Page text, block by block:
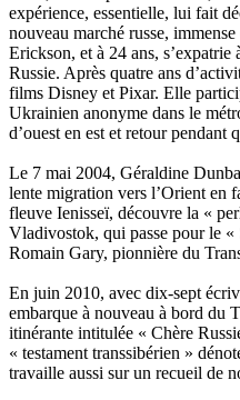
Loquet Denis
Lutz Philippe
Luzzatto-Béjanin
Manoukian Patrick
Marcel Patrick
Marthaler Claude
Mathé Brian
Miollis Bertrand de
Mittelette Eddie
Monchaud Morgan
Mouginet Xavier
Moullec Christian
Neyret Pierre
Neyroud Michel
Nicolas Philippe
Niveau Stéphane
Noacco Cristina
expérience, essentielle, lui fait
nouveau marché russe,
Erickson, et à 24 ans,
Russie. Après quatre ans
films Disney et Pixar. Elle
Ukrainien anonyme dans le
d’ouest en est et retour pendant
Le 7 mai 2004, Géraldine
lente migration vers l’Orient en
fleuve Ienisseï, découvre la «
Vladivostok, qui passe pour le «
Romain Gary, pionnière du
En juin 2010, avec dix-sept
embarque à nouveau à bord du
itinérante intitulée « Chère
« testament transsibérien »
travaille aussi sur un recueil de